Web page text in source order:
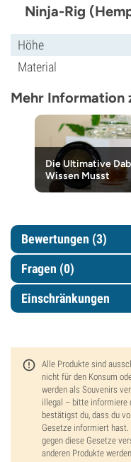
Ninja-Rig
Höhe
Material
Mehr Information
Die Ultimative
Wissen Musst
Bewertungen (3)
Fragen (0)
Einschränkungen
Alle Produkte sind
nicht für den Konsum
werden als Souvenirs
illegal – bitte informiere
bestätigst du, dass du
Gesetze informiert
gegen diese Gesetze
anderen Produkte